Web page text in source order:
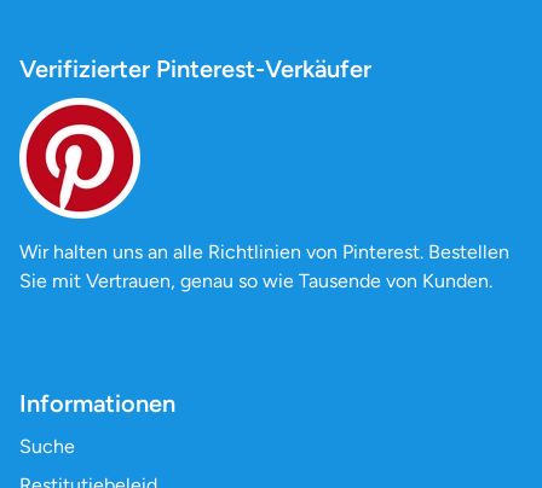
Verifizierter Pinterest-Verkäufer
Wir halten uns an alle Richtlinien von Pinterest. Bestellen
Sie mit Vertrauen, genau so wie Tausende von Kunden.
Informationen
Suche